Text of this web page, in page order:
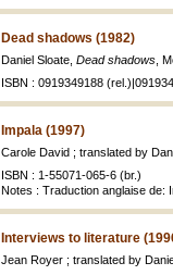
Dead shadows (1982)
Daniel Sloate, Dead shadows ,
ISBN : 0919349188
Impala (1997)
Carole David ; translated by
ISBN : 1-55071-065-6 (br.)
Notes : Traduction anglaise de:
Interviews to literature
Jean Royer ; translated by